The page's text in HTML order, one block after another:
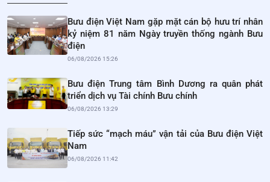
Bưu điện Việt Nam gặp mặt cán bộ hưu trí nhân
kỷ niệm 81 năm Ngày truyền thống ngành Bưu
điện
06/08/2026 15:26
Bưu điện Trung tâm Bình Dương ra quân phát
triển dịch vụ Tài chính Bưu chính
06/08/2026 13:29
Tiếp sức “mạch máu” vận tải của Bưu điện Việt
Nam
06/08/2026 11:42